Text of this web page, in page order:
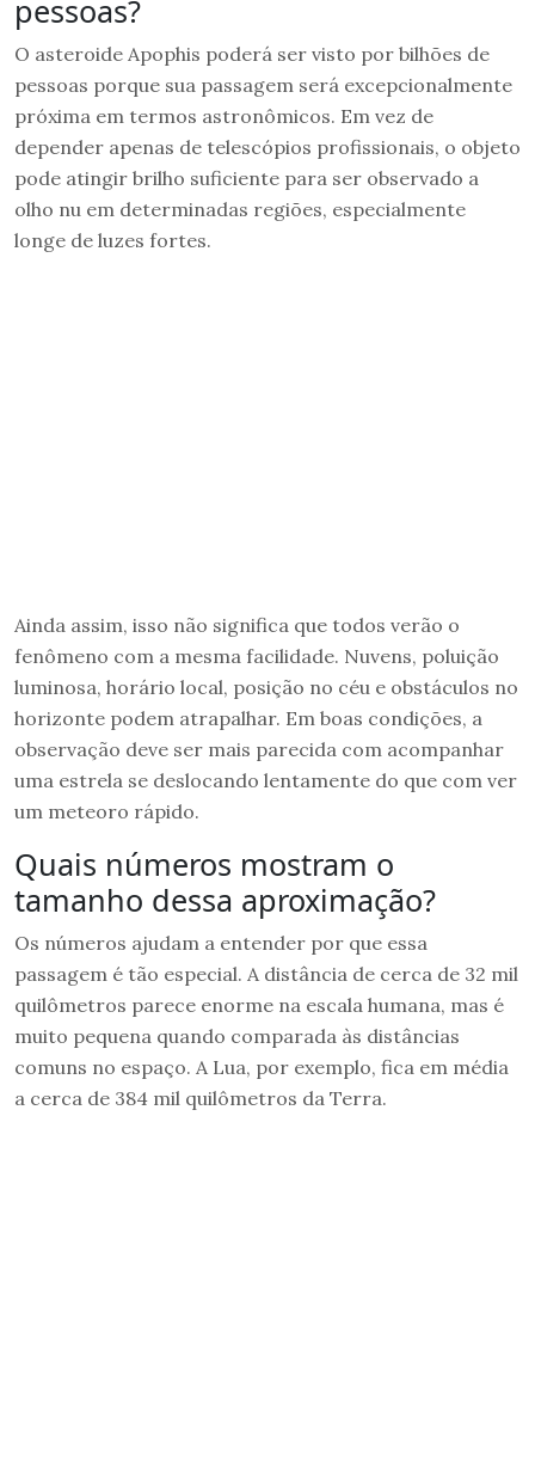
pessoas?
O asteroide Apophis poderá ser visto por bilhões de
pessoas porque sua passagem será excepcionalmente
próxima em termos astronômicos. Em vez de
depender apenas de telescópios profissionais, o objeto
pode atingir brilho suficiente para ser observado a
olho nu em determinadas regiões, especialmente
longe de luzes fortes.
Ainda assim, isso não significa que todos verão o
fenômeno com a mesma facilidade. Nuvens, poluição
luminosa, horário local, posição no céu e obstáculos no
horizonte podem atrapalhar. Em boas condições, a
observação deve ser mais parecida com acompanhar
uma estrela se deslocando lentamente do que com ver
um meteoro rápido.
Quais números mostram o
tamanho dessa aproximação?
Os números ajudam a entender por que essa
passagem é tão especial. A distância de cerca de 32 mil
quilômetros parece enorme na escala humana, mas é
muito pequena quando comparada às distâncias
comuns no espaço. A Lua, por exemplo, fica em média
a cerca de 384 mil quilômetros da Terra.